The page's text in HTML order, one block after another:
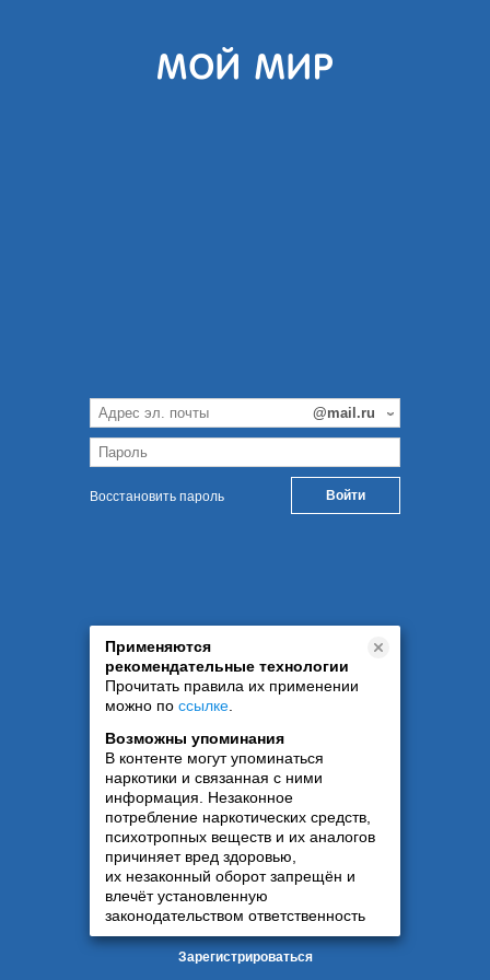
Восстановить пароль
Применяются
рекомендательные технологии
Прочитать правила их применении
можно по ссылке
Возможны упоминания
В контенте могут упоминаться
наркотики и связанная с ними
информация. Незаконное
потребление наркотических средств,
психотропных веществ и их аналогов
причиняет вред здоровью,
их незаконный оборот запрещён и
влечёт установленную
законодательством ответственность
Зарегистрироваться